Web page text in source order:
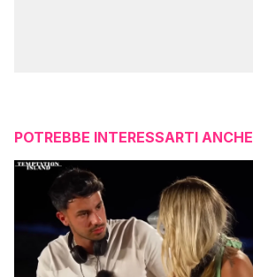
POTREBBE INTERESSARTI ANCHE